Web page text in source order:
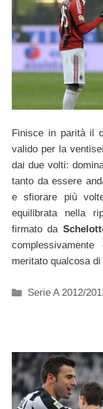
Finisce in parità il
valido per la
dai due volti:
tanto da essere
e sfiorare più
equilibrata nella
firmato da
meritato qualcosa
Categorie
Serie A 2012/